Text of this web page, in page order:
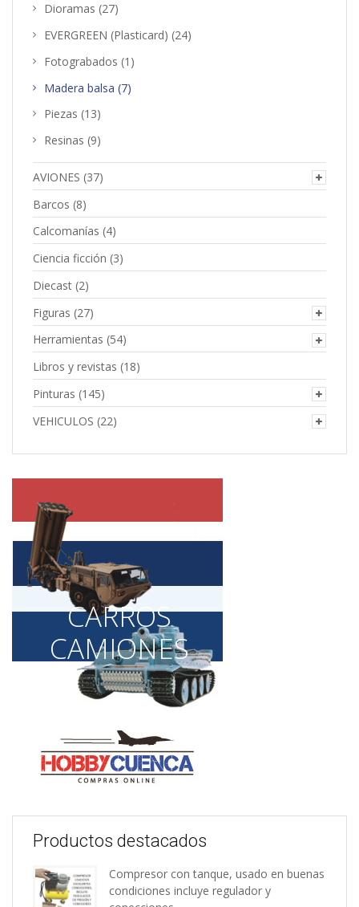
Dioramas (27)
EVERGREEN (Plasticard) (24)
Fotograbados (1)
Madera balsa (7)
Piezas (13)
Resinas (9)
AVIONES (37)
Barcos (8)
Calcomanías (4)
Ciencia ficción (3)
Diecast (2)
Figuras (27)
Herramientas (54)
Libros y revistas (18)
Pinturas (145)
VEHICULOS (22)
CARROS
CAMIONES
Productos destacados
Compresor con tanque, usado en buenas
condiciones incluye regulador y